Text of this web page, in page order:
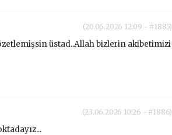
(20.06.2026 12:09 - #1885)
üstad..Allah bizlerin akibetimizi
(23.06.2026 10:26 - #1886)